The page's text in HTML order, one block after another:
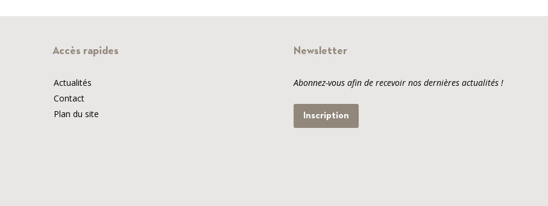
Accès rapides
Actualités
Contact
Plan du site
Newsletter
Abonnez-vous afin de recevoir nos dernières actualités !
Inscription